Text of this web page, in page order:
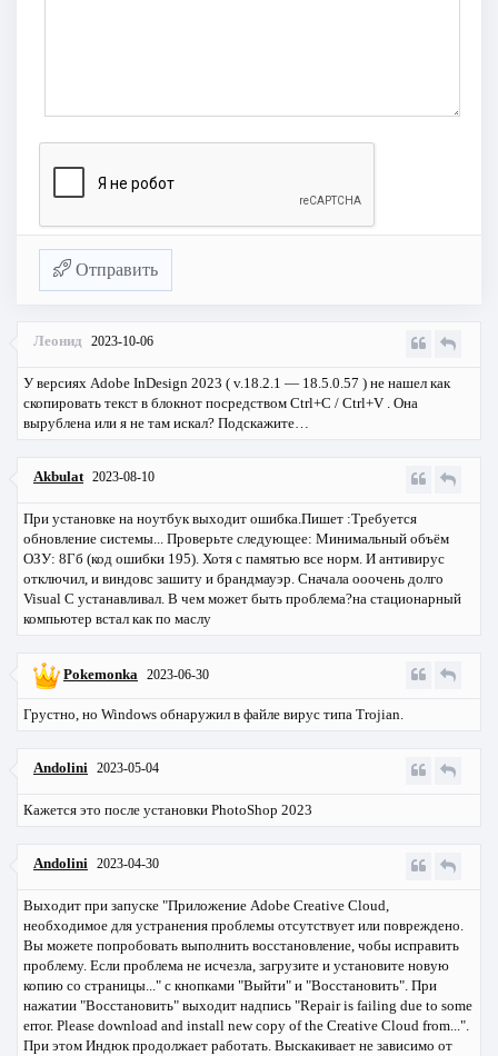
Отправить
Леонид 2023-10-06
У версиях Adobe InDesign 2023 ( v.18.2.1 — 18.5.0.57 ) не нашел как
скопировать текст в блокнот посредством Ctrl+C / Ctrl+V . Она
вырублена или я не там искал? Подскажите…
Akbulat 2023-08-10
При установке на ноутбук выходит ошибка.Пишет :Требуется
обновление системы... Проверьте следующее: Минимальный объём
ОЗУ: 8Гб (код ошибки 195). Хотя с памятью все норм. И антивирус
отключил, и виндовс зашиту и брандмауэр. Сначала ооочень долго
Visual C устанавливал. В чем может быть проблема?на стационарный
компьютер встал как по маслу
Pokemonka 2023-06-30
Грустно, но Windows обнаружил в файле вирус типа Trojian.
Andolini 2023-05-04
Кажется это после установки PhotoShop 2023
Andolini 2023-04-30
Выходит при запуске "Приложение Adobe Creative Cloud,
необходимое для устранения проблемы отсутствует или повреждено.
Вы можете попробовать выполнить восстановление, чобы исправить
проблему. Если проблема не исчезла, загрузите и установите новую
копию со страницы..." с кнопками "Выйти" и "Восстановить". При
нажатии "Восстановить" выходит надпись "Repair is failing due to some
error. Please download and install new copy of the Creative Cloud from...".
При этом Индюк продолжает работать. Выскакивает не зависимо от